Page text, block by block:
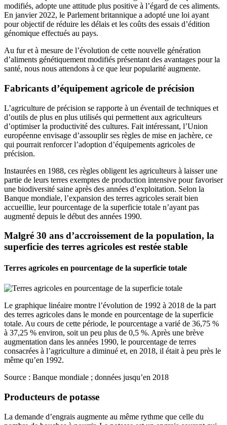
modifiés, adopte une attitude plus positive à l’égard de ces aliments.
En janvier 2022, le Parlement britannique a adopté une loi ayant
pour objectif de réduire les délais et les coûts des essais d’édition
génomique effectués au pays.
Au fur et à mesure de l’évolution de cette nouvelle génération
d’aliments génétiquement modifiés présentant des avantages pour la
santé, nous nous attendons à ce que leur popularité augmente.
Fabricants d’équipement agricole de précision
L’agriculture de précision se rapporte à un éventail de techniques et
d’outils de plus en plus utilisés qui permettent aux agriculteurs
d’optimiser la productivité des cultures. Fait intéressant, l’Union
européenne envisage d’assouplir ses règles de mise en jachère, ce
qui pourrait renforcer l’adoption d’équipements agricoles de
précision.
Instaurées en 1988, ces règles obligent les agriculteurs à laisser une
partie de leurs terres exemptes de production intensive pour favoriser
une biodiversité saine après des années d’exploitation. Selon la
Banque mondiale, l’expansion des terres agricoles serait bien
accueillie, leur pourcentage de la superficie totale n’ayant pas
augmenté depuis le début des années 1990.
Malgré 30 ans d’accroissement de la population, la
superficie des terres agricoles est restée stable
Terres agricoles en pourcentage de la superficie totale
Le graphique linéaire montre l’évolution de 1992 à 2018 de la part
des terres agricoles dans le monde en pourcentage de la superficie
totale. Au cours de cette période, le pourcentage a varié de 36,75 %
à 37,25 % environ, soit un peu plus de 0,5 %. Après une brève
augmentation dans les années 1990, le pourcentage de terres
consacrées à l’agriculture a diminué et, en 2018, il était à peu près le
même qu’en 1992.
Source : Banque mondiale ; données jusqu’en 2018
Producteurs de potasse
La demande d’engrais augmente au même rythme que celle du